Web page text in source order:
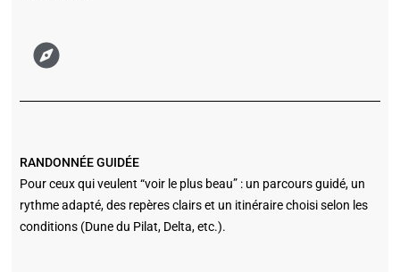
RANDONNÉE GUIDÉE
Pour ceux qui veulent “voir le plus beau” : un parcours guidé, un
rythme adapté, des repères clairs et un itinéraire choisi selon les
conditions (Dune du Pilat, Delta, etc.).